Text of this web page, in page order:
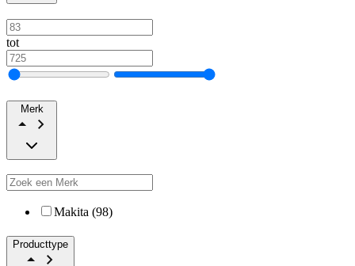
tot
Merk
Makita (98)
Producttype